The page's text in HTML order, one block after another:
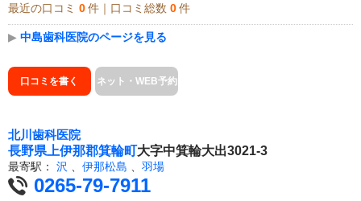
最近の口コミ 0 件｜口コミ総数 0 件
▶ 中島歯科医院のページを見る
口コミを書く ネット・WEB予約
北川歯科医院
長野県 上伊那郡箕輪町大字中箕輪大出3021-3
最寄駅： 沢 伊那松島 羽場
0265-79-7911